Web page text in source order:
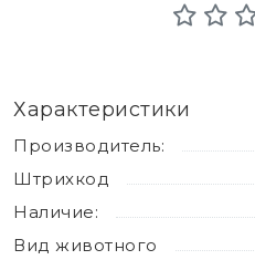
Характеристики
Производитель:
Штрихкод
Наличие:
Вид животного